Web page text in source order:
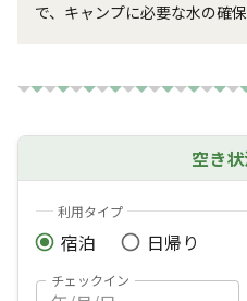
で、キャンプに必要な水の確
空き
利用タイプ
宿泊 日帰り
チェックイン